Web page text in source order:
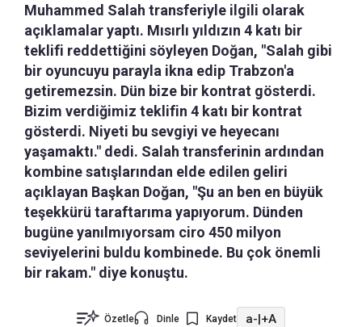
Muhammed Salah transferiyle ilgili olarak
açıklamalar yaptı. Mısırlı yıldızın 4 katı bir
teklifi reddettiğini söyleyen Doğan, "Salah gibi
bir oyuncuyu parayla ikna edip Trabzon'a
getiremezsin. Dün bize bir kontrat gösterdi.
Bizim verdiğimiz teklifin 4 katı bir kontrat
gösterdi. Niyeti bu sevgiyi ve heyecanı
yaşamaktı." dedi. Salah transferinin ardından
kombine satışlarından elde edilen geliri
açıklayan Başkan Doğan, "Şu an ben en büyük
teşekkürü taraftarıma yapıyorum. Dünden
bugüne yanılmıyorsam ciro 450 milyon
seviyelerini buldu kombinede. Bu çok önemli
bir rakam." diye konuştu.
Özetle Dinle Kaydet a-|+A